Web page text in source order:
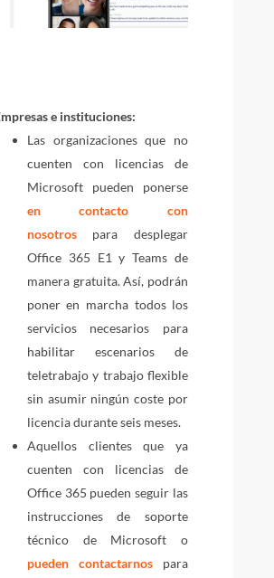
e instituciones:
Las organizaciones que no
cuenten con licencias de
Microsoft pueden ponerse
en contacto con
nosotrospara desplegar
Office 365 E1 y Teams de
manera gratuita. Así, podrán
poner en marcha todos los
servicios necesarios para
habilitar escenarios de
teletrabajo y trabajo flexible
sin asumir ningún coste por
licencia durante seis meses.
Aquellos clientes que ya
cuenten con licencias de
Office 365 pueden seguir las
instrucciones de soporte
técnico de Microsoft o
pueden contactarnospara